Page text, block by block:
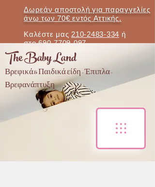
Δωρεάν αποστολή για παραγγελίες
άνω των 70€ εντός Αττικής.
Καλέστε μας 210-2483-334 ή
στο690-7709-097
The Baby Land
Βρεφικά & Παιδικά είδη - Έπιπλα -
Βρεφανάπτυξη